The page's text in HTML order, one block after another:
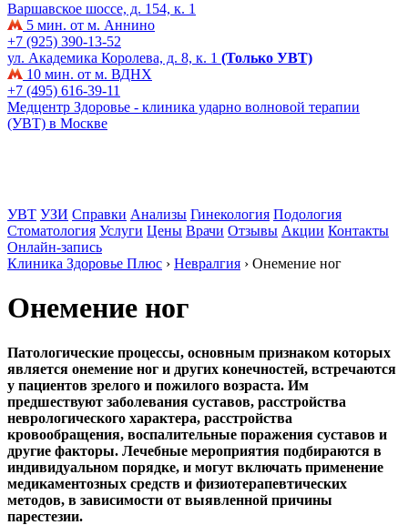
Варшавское шоссе, д. 154, к. 1
5 мин. от м. Аннино
+7 (925) 390-13-52
ул. Академика Королева, д. 8, к. 1 (Только УВТ)
10 мин. от м. ВДНХ
+7 (495) 616-39-11
Медцентр Здоровье - клиника ударно волновой терапии
(УВТ) в Москве
УВТ УЗИ Справки Анализы Гинекология Подология
Стоматология Услуги Цены Врачи Отзывы Акции Контакты
Онлайн-запись
Клиника Здоровье Плюс › Невралгия › Онемение ног
Онемение ног
Патологические процессы, основным признаком которых
является онемение ног и других конечностей, встречаются
у пациентов зрелого и пожилого возраста. Им
предшествуют заболевания суставов, расстройства
неврологического характера, расстройства
кровообращения, воспалительные поражения суставов и
другие факторы. Лечебные мероприятия подбираются в
индивидуальном порядке, и могут включать применение
медикаментозных средств и физиотерапевтических
методов, в зависимости от выявленной причины
парестезии.